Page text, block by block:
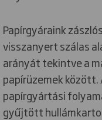
Papírgyáraink
visszanyert szálas
arányát tekintve a
papírüzemek
papírgyártási
gyűjtött